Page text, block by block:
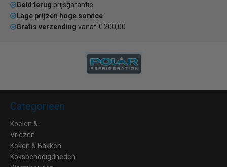
Geld terug prijsgarantie
Lage prijzen hoge service
Gratis verzending vanaf € 200,00
Categorieën
Koelen &
Vriezen
Koken & Bakken
Koksbenodigdheden